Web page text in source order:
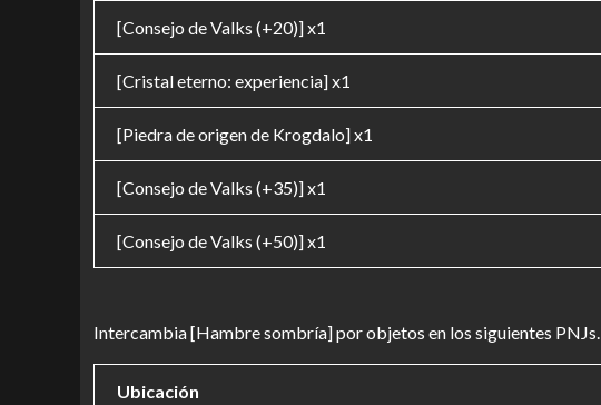
[Consejo de Valks (+20)] x1
[Cristal eterno: experiencia] x1
[Piedra de origen de Krogdalo] x1
[Consejo de Valks (+35)] x1
[Consejo de Valks (+50)] x1
Intercambia [Hambre sombría] por objetos en los siguientes PNJs.
Ubicación